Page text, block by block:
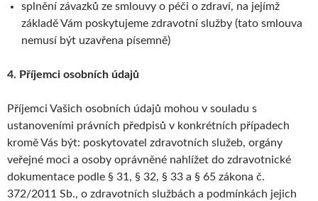
splnění závazků ze smlouvy o péči o zdraví, na jejímž
základě Vám poskytujeme zdravotní služby (tato smlouva
nemusí být uzavřena písemně)
4. Příjemci osobních údajů
Příjemci Vašich osobních údajů mohou v souladu s
ustanoveními právních předpisů v konkrétních případech
kromě Vás být: poskytovatel zdravotních služeb, orgány
veřejné moci a osoby oprávněné nahlížet do zdravotnické
dokumentace podle § 31, § 32, § 33 a § 65 zákona č.
372/2011 Sb., o zdravotních službách a podmínkách jejich